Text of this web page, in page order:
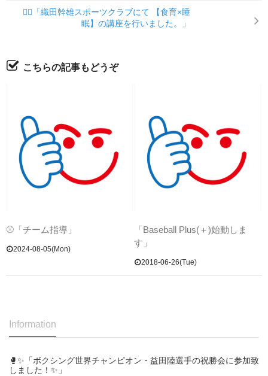
🏃‍♂️「織田幹雄スポーツクラブにて 【食育×睡
眠】の講座を行いました。」
こちらの記事もどうぞ
⚾「チーム指導」
2024-08-05(Mon)
「Baseball Plus(＋)始動しま
す」
2018-06-26(Tue)
Information
🥊✨「ボクシング世界チャンピオン・益田陸選手の祝勝会に参加致
しました！✨」